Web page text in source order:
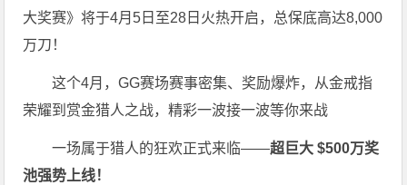
大奖赛》将于4月5日至28日火热开启，总保底高达8,000
万刀！
这个4月，GG赛场赛事密集、奖励爆炸，从金戒指
荣耀到赏金猎人之战，精彩一波接一波等你来战
一场属于猎人的狂欢正式来临——超巨大 $500万奖
池强势上线！